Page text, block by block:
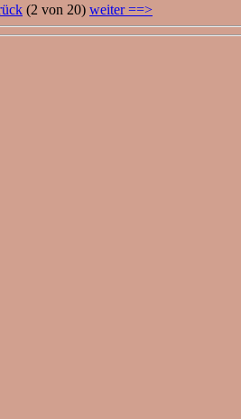
(2 von 20) weiter ==>